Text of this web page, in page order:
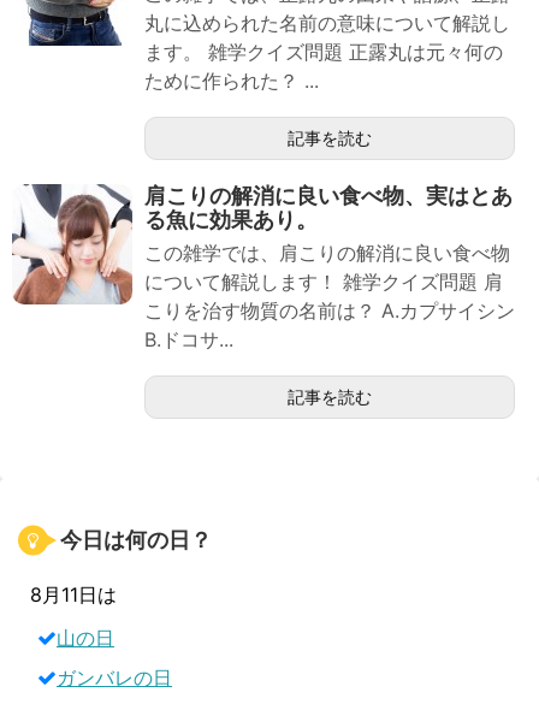
丸に込められた名前の意味について解説し
ます。 雑学クイズ問題 正露丸は元々何の
ために作られた？ ...
記事を読む
肩こりの解消に良い食べ物、実はとあ
る魚に効果あり。
この雑学では、肩こりの解消に良い食べ物
について解説します！ 雑学クイズ問題 肩
こりを治す物質の名前は？ A.カプサイシン
B.ドコサ...
記事を読む
今日は何の日？
8月11日は
山の日
ガンバレの日